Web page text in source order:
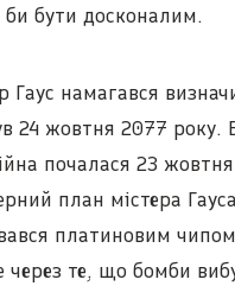
би бути досконалим.
Гаус намагався
24 жовтня 2077 року.
почалася 23 жовтня.
план містера
платиновим
через те, що бомби